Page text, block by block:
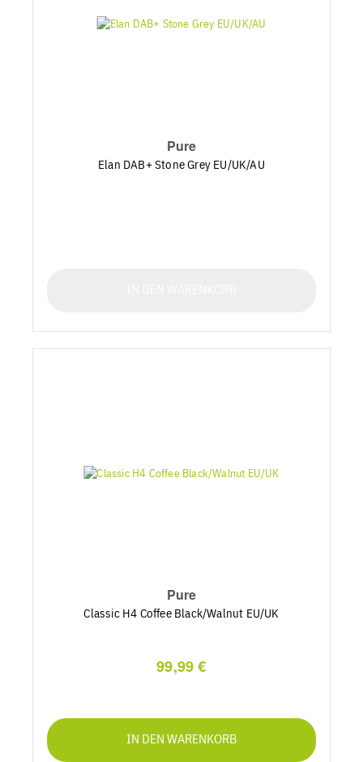
Pure
Elan DAB+ Stone Grey EU/UK/AU
Pure
Classic H4 Coffee Black/Walnut EU/UK
99,99 €
IN DEN WARENKORB